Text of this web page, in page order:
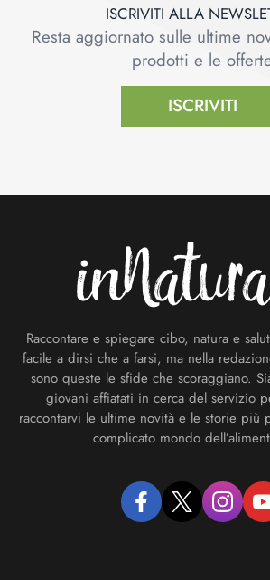
ISCRIVITI ALLA
Resta aggiornato sulle ultime
prodotti e le
ISCRIVITI
Raccontare e spiegare cibo, natura e
facile a dirsi che a farsi, ma nella
sono queste le sfide che scoraggiano.
giovani affiatati in cerca del servizio
raccontarvi le ultime novità e le storie più
complicato mondo
facebooktwitter